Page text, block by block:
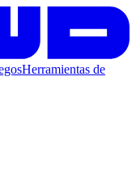
Herramientas de